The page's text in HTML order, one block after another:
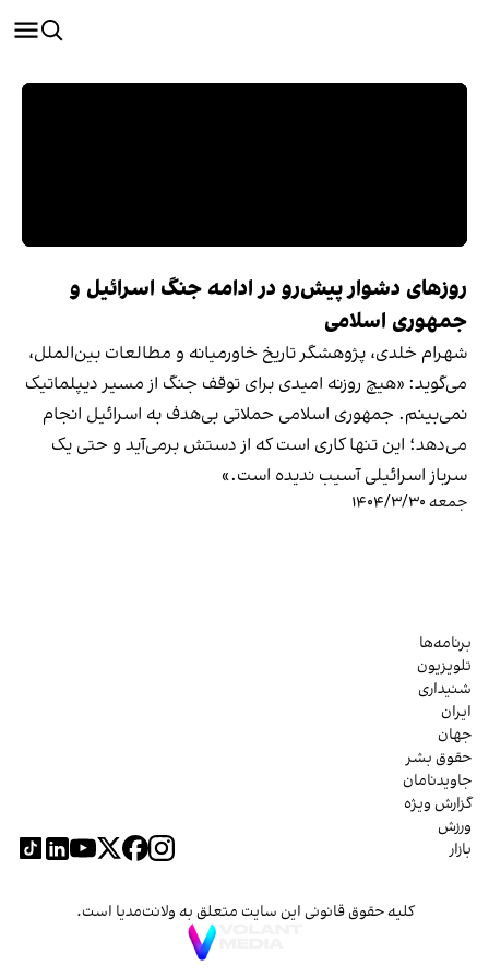
روزهای دشوار پیش‌رو در ادامه جنگ اسرائیل و
جمهوری اسلامی
شهرام خلدی، پژوهشگر تاریخ خاورمیانه و مطالعات بین‌الملل،
می‌گوید: «هیچ روزنه امیدی برای توقف جنگ از مسیر دیپلماتیک
نمی‌بینم. جمهوری اسلامی حملاتی بی‌هدف به اسرائیل انجام
می‌دهد؛ این تنها کاری است که از دستش برمی‌آید و حتی یک
سرباز اسرائیلی آسیب ندیده است.»
جمعه ۱۴۰۴/۳/۳۰
برنامه‌ها
تلویزیون
شنیداری
ایران
جهان
حقوق بشر
جاویدنامان
گزارش ویژه
ورزش
بازار
کلیه حقوق قانونی این سایت متعلق به ولانت‌مدیا است.